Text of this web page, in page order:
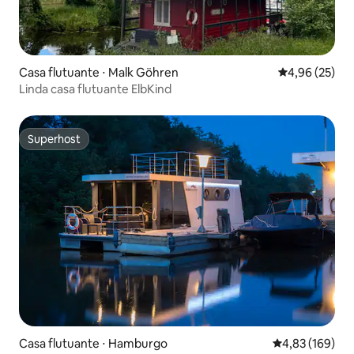
Casa flutuante ⋅ Malk Göhren 4,96 de uma
4,96 (25)
Linda casa flutuante ElbKind
Superhost
Superhost
Casa flutuante ⋅ Hamburgo 4,83 de uma
4,83 (169)